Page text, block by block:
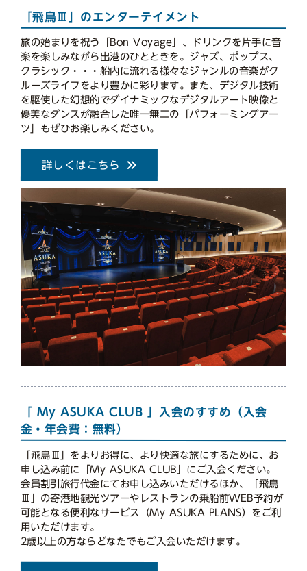
「飛鳥Ⅲ」のエンターテイメント
旅の始まりを祝う「Bon Voyage」、ドリンクを片手に音
楽を楽しみながら出港のひとときを。ジャズ、ポップス、
クラシック・・・船内に流れる様々なジャンルの音楽がク
ルーズライフをより豊かに彩ります。また、デジタル技術
を駆使した幻想的でダイナミックなデジタルアート映像と
優美なダンスが融合した唯一無二の「パフォーミングアー
ツ」もぜひお楽しみください。
詳しくはこちら
「 My ASUKA CLUB 」入会のすすめ（入会
金・年会費：無料）
「飛鳥Ⅲ」をよりお得に、より快適な旅にするために、お
申し込み前に「My ASUKA CLUB」にご入会ください。
会員割引旅行代金にてお申し込みいただけるほか、「飛鳥
Ⅲ」の寄港地観光ツアーやレストランの乗船前WEB予約が
可能となる便利なサービス（My ASUKA PLANS）をご利
用いただけます。
2歳以上の方ならどなたでもご入会いただけます。